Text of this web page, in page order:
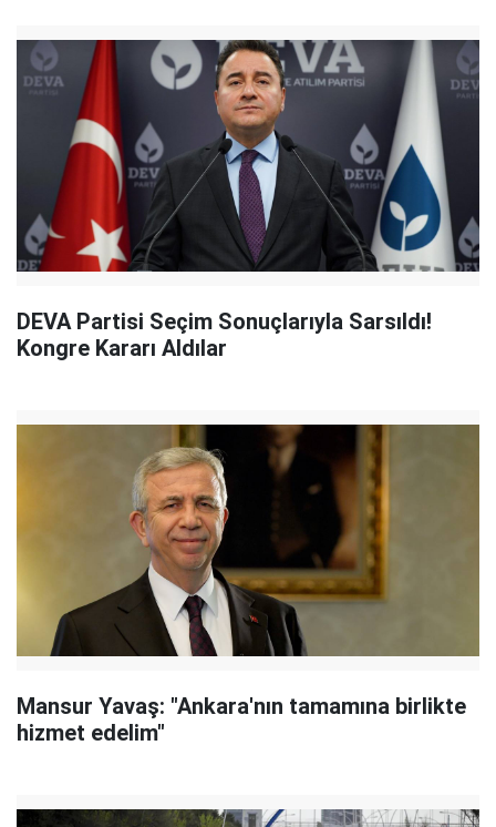
DEVA Partisi Seçim Sonuçlarıyla Sarsıldı!
Kongre Kararı Aldılar
Mansur Yavaş: "Ankara'nın tamamına birlikte
hizmet edelim"